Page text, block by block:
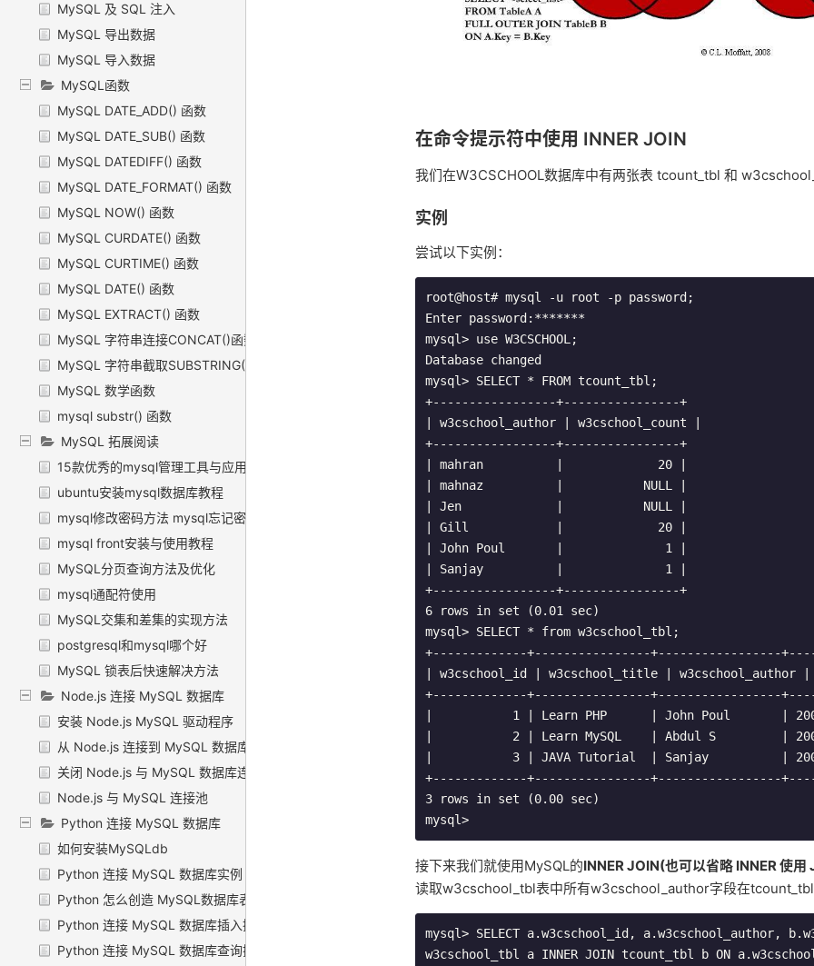
MySQL 及 SQL 注入
MySQL 导出数据
MySQL 导入数据
MySQL函数
MySQL DATE_ADD() 函数
MySQL DATE_SUB() 函数
MySQL DATEDIFF() 函数
MySQL DATE_FORMAT() 函数
MySQL NOW() 函数
MySQL CURDATE() 函数
MySQL CURTIME() 函数
MySQL DATE() 函数
MySQL EXTRACT() 函数
MySQL 字符串连接CONCAT()函数
MySQL 字符串截取SUBSTRING()函数
MySQL 数学函数
mysql substr() 函数
MySQL 拓展阅读
15款优秀的mysql管理工具与应用程序推荐
ubuntu安装mysql数据库教程
mysql修改密码方法 mysql忘记密码怎么办
mysql front安装与使用教程
MySQL分页查询方法及优化
mysql通配符使用
MySQL交集和差集的实现方法
postgresql和mysql哪个好
MySQL 锁表后快速解决方法
Node.js 连接 MySQL 数据库
安装 Node.js MySQL 驱动程序
从 Node.js 连接到 MySQL 数据库服务器
关闭 Node.js 与 MySQL 数据库连接
Node.js 与 MySQL 连接池
Python 连接 MySQL 数据库
如何安装MySQLdb
Python 连接 MySQL 数据库实例
Python 怎么创造 MySQL数据库表
Python 连接 MySQL 数据库插入操作
Python 连接 MySQL 数据库查询操作
在命令提示符中使用 INNER JOIN
我们在W3CSCHOOL数据库中有两张表 tcount_tbl 和
实例
尝试以下实例：
root@host# mysql -u root -p password;
Enter password :*******
mysql> use W3CSCHOOL ;
Database changed
mysql> SELECT * FROM tcount_tbl ;
+-----------------+----------------+
w3cschool_author w3cschool_count
+-----------------+----------------+
mahran 20
mahnaz
           NULL
Jen
           NULL
Gill 20
John Poul 1
Sanjay 1
+-----------------+----------------+
6 rows in set (0.01 sec)
mysql> SELECT * from w3cschool_tbl ;
+-------------+----------------+-----------------
w3cschool_id w3cschool_title w3cschool_author
+-------------+----------------+-----------------
1 Learn PHP John Poul
2 Learn MySQL Abdul S
3 JAVA Tutorial Sanjay
+-------------+----------------+-----------------
3 rows in set (0.00 sec)
mysql>
接下来我们就使用MySQL的INNER JOIN(也可以省略 INNER 使用
读取w3cschool_tbl表中所有w3cschool_author字段在
mysql> SELECT a.w3cschool_id , a.w3cschool _author, b.
w3cschool_tbl a INNER JOIN tcount_tbl b ON a.w3cschool